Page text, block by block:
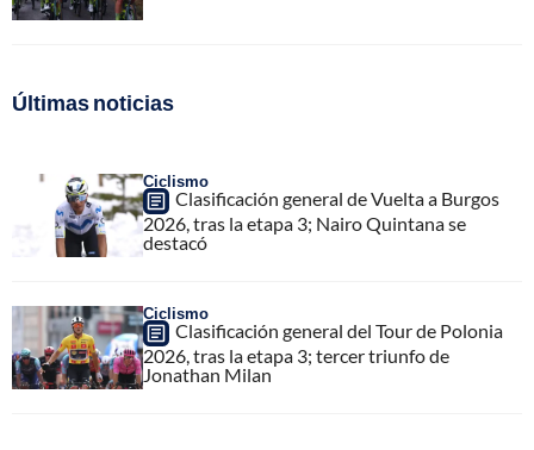
Últimas noticias
Ciclismo
Clasificación general de Vuelta a Burgos
2026, tras la etapa 3; Nairo Quintana se
destacó
Ciclismo
Clasificación general del Tour de Polonia
2026, tras la etapa 3; tercer triunfo de
Jonathan Milan